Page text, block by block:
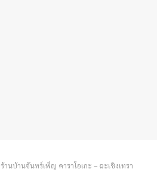
ร้านบ้านจันทร์เพ็ญ คาราโอเกะ – ฉะเชิงเทรา